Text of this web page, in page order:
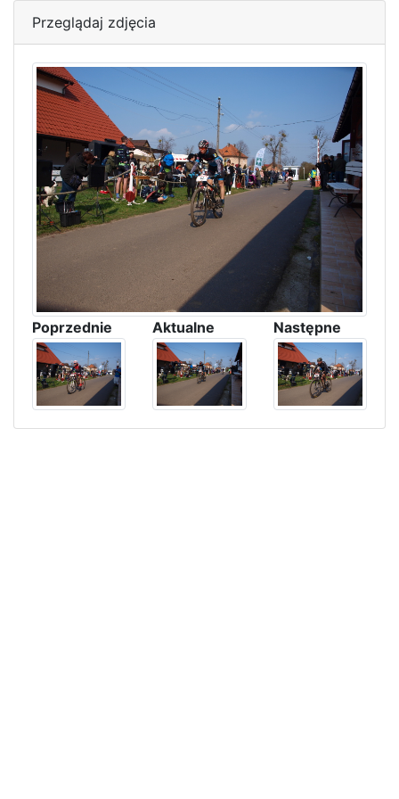
Przeglądaj zdjęcia
Poprzednie Aktualne Następne